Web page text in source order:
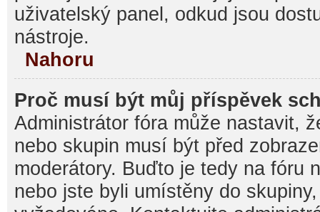
uživatelský panel, odkud jsou
nástroje.
Nahoru
Proč musí být můj příspěvek
Administrátor fóra může nastavit,
nebo skupin musí být před
moderátory. Buďto je tedy na fóru
nebo jste byli umístěny do